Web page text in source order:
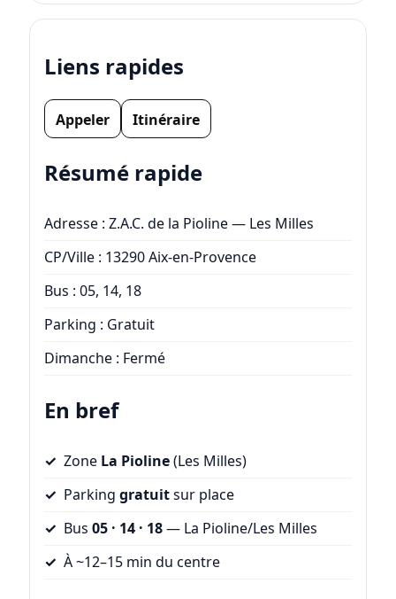
Liens rapides
Appeler Itinéraire
Résumé rapide
Adresse : Z.A.C. de la Pioline — Les Milles
CP/Ville : 13290 Aix-en-Provence
Bus : 05, 14, 18
Parking : Gratuit
Dimanche : Fermé
En bref
Zone La Pioline(Les Milles)
Parking gratuitsur place
Bus 05 · 14 · 18— La Pioline/Les Milles
À ~12–15 min du centre